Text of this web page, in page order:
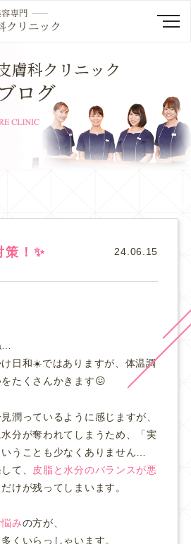
策！✨ 24.06.15
…
日和☀️ではありますが、 体温調
たくさんかきます😖
潤っているように感じますが、
分が奪われてしまうため、「実
うことも少なくありません…
て、
皮脂と水分のバランスが悪
けが残ってしまいます。
みの方が、
くいらっしゃいます。